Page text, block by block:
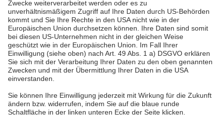
Datenschutz
Impressum
Barrierefreiheit
Wir sind die Pfalzwerke: